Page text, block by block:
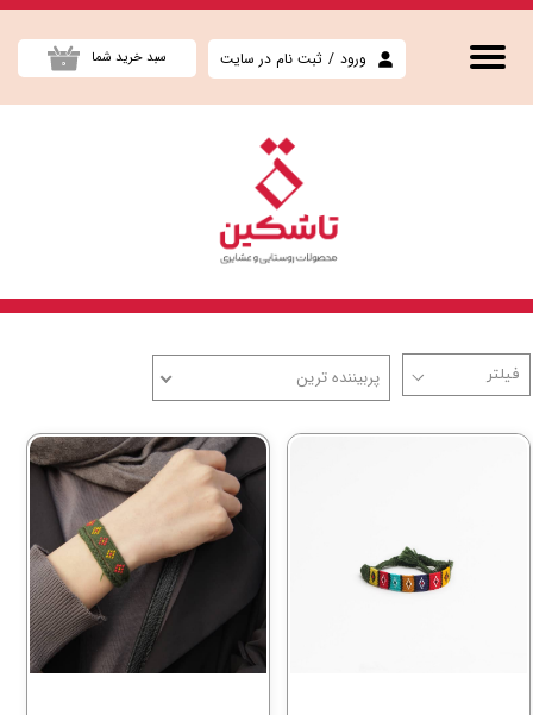
ورود / ثبت نام در سایت
حساب کاربری من
تغییر گذر واژه
خروج از حساب کاربری
۰ سبد خرید شما
پربیننده ترین